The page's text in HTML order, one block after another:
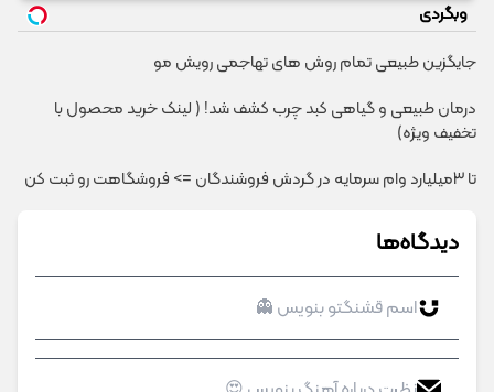
وبگردی
جایگزین طبیعی تمام روش های تهاجمی رویش مو
درمان طبیعی و گیاهی کبد چرب کشف شد! ( لینک خرید محصول با
تخفیف ویژه)
تا 3میلیارد وام سرمایه در گردش فروشندگان => فروشگاهت رو ثبت کن
دیدگاه‌ها